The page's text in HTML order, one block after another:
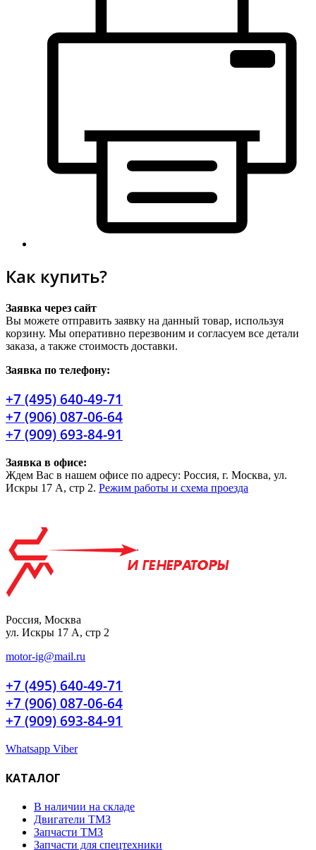
Как купить?
Заявка через сайт
Вы можете отправить заявку на данный товар, используя
корзину. Мы оперативно перезвоним и согласуем все детали
заказа, а также стоимость доставки.
Заявка по телефону:
+7 (495) 640-49-71
+7 (906) 087-06-64
+7 (909) 693-84-91
Заявка в офисе:
Ждем Вас в нашем офисе по адресу: Россия, г. Москва, ул.
Искры 17 А, стр 2. Режим работы и схема проезда
Россия, Москва
ул. Искры 17 А, стр 2
motor-ig@mail.ru
+7 (495) 640-49-71
+7 (906) 087-06-64
+7 (909) 693-84-91
Whatsapp Viber
КАТАЛОГ
В наличии на складе
Двигатели ТМЗ
Запчасти ТМЗ
Запчасти для спецтехники